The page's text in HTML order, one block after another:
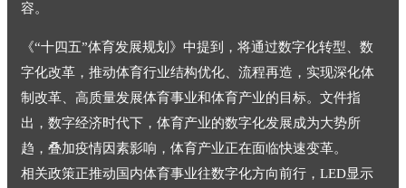
容。
《“十四五”体育发展规划》中提到，将通过数字化转型、数
字化改革，推动体育行业结构优化、流程再造，实现深化体
制改革、高质量发展体育事业和体育产业的目标。文件指
出，数字经济时代下，体育产业的数字化发展成为大势所
趋，叠加疫情因素影响，体育产业正在面临快速变革。
相关政策正推动国内体育事业往数字化方向前行，LED显示